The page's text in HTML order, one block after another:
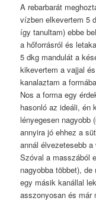
A rebarbarát
vízben elkevertem 5
így tanultam) ebbe
a hőforrásról és
5 dkg mandulát a
kikevertem a vajjal
kanalaztam a
Nos a forma egy
hasonló az ideáli, én
lényegesen nagyobb
annyira jó ehhez a
annál élvezetesebb
Szóval a masszából
nagyobba többet),
egy másik kanállal
asszonyosan és már